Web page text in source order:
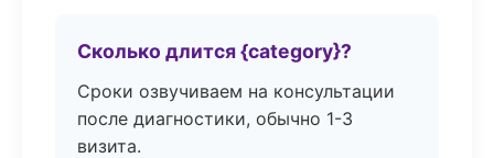
Сколько длится {category}?
Сроки озвучиваем на консультации
после диагностики, обычно 1-3
визита.